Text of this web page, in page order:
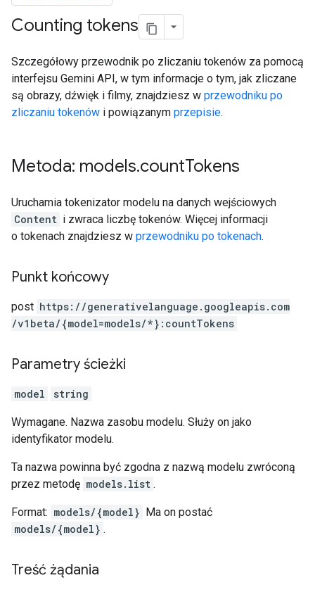
Counting tokens
Szczegółowy przewodnik po zliczaniu tokenów za pomocą
interfejsu Gemini API, w tym informacje o tym, jak zliczane
są obrazy, dźwięk i filmy, znajdziesz w przewodniku po
zliczaniu tokenów i powiązanym przepisie.
Metoda: models.countTokens
Uruchamia tokenizator modelu na danych wejściowych
Content i zwraca liczbę tokenów. Więcej informacji
o tokenach znajdziesz w przewodniku po tokenach.
Punkt końcowy
post https: / /generativelanguage.googleapis.com
/v1beta/{model=models/*}:countTokens
Parametry ścieżki
model string
Wymagane. Nazwa zasobu modelu. Służy on jako
identyfikator modelu.
Ta nazwa powinna być zgodna z nazwą modelu zwróconą
przez metodę models.list .
Format: models/{model} Ma on postać
models/{model} .
Treść żądania